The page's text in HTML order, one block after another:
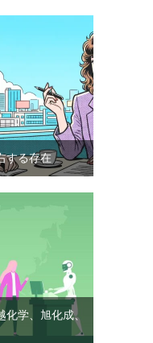
する存在
学、旭化成、